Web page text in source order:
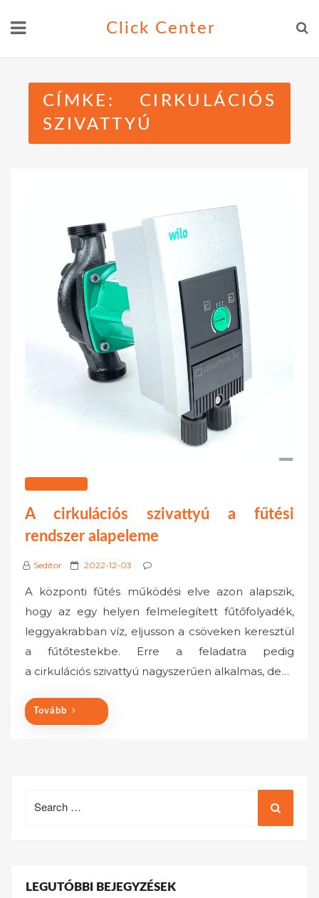
Click Center
CÍMKE: CIRKULÁCIÓS
SZIVATTYÚ
A cirkulációs szivattyú a fűtési
rendszer alapeleme
Seditor
P
s
t
e
d
o
2022-12-03
A központi fűtés működési elve azon alapszik,
hogy az egy helyen felmelegített fűtőfolyadék,
leggyakrabban víz, eljusson a csöveken keresztül
a fűtőtestekbe. Erre a feladatra pedig
a cirkulációs szivattyú nagyszerűen alkalmas, de…
Tovább
for:
LEGUTÓBBI BEJEGYZÉSEK